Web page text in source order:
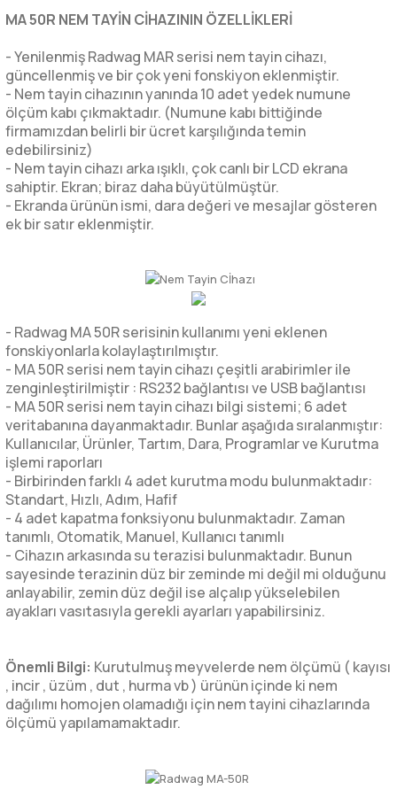
MA 50R NEM TAYİN CİHAZININ ÖZELLİKLERİ
- Yenilenmiş Radwag MAR serisi nem tayin cihazı,
güncellenmiş ve bir çok yeni fonskiyon eklenmiştir.
- Nem tayin cihazının yanında 10 adet yedek numune
ölçüm kabı çıkmaktadır. (Numune kabı bittiğinde
firmamızdan belirli bir ücret karşılığında temin
edebilirsiniz)
- Nem tayin cihazı arka ışıklı, çok canlı bir LCD ekrana
sahiptir. Ekran; biraz daha büyütülmüştür.
- Ekranda ürünün ismi, dara değeri ve mesajlar gösteren
ek bir satır eklenmiştir.
- Radwag MA 50R serisinin kullanımı yeni eklenen
fonskiyonlarla kolaylaştırılmıştır.
- MA 50R serisi nem tayin cihazı çeşitli arabirimler ile
zenginleştirilmiştir : RS232 bağlantısı ve USB bağlantısı
- MA 50R serisi nem tayin cihazı bilgi sistemi; 6 adet
veritabanına dayanmaktadır. Bunlar aşağıda sıralanmıştır:
Kullanıcılar, Ürünler, Tartım, Dara, Programlar ve Kurutma
işlemi raporları
- Birbirinden farklı 4 adet kurutma modu bulunmaktadır:
Standart, Hızlı, Adım, Hafif
- 4 adet kapatma fonksiyonu bulunmaktadır. Zaman
tanımlı, Otomatik, Manuel, Kullanıcı tanımlı
- Cihazın arkasında su terazisi bulunmaktadır. Bunun
sayesinde terazinin düz bir zeminde mi değil mi olduğunu
anlayabilir, zemin düz değil ise alçalıp yükselebilen
ayakları vasıtasıyla gerekli ayarları yapabilirsiniz.
Önemli Bilgi: Kurutulmuş meyvelerde nem ölçümü ( kayısı
, incir , üzüm , dut , hurma vb ) ürünün içinde ki nem
dağılımı homojen olamadığı için nem tayini cihazlarında
ölçümü yapılamamaktadır.